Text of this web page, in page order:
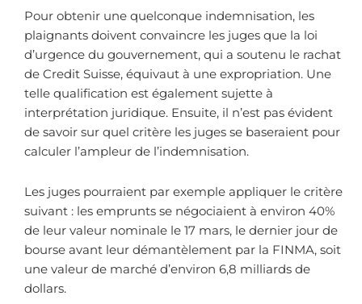
Pour obtenir une quelconque indemnisation, les
plaignants doivent convaincre les juges que la loi
d’urgence du gouvernement, qui a soutenu le rachat
de Credit Suisse, équivaut à une expropriation. Une
telle qualification est également sujette à
interprétation juridique. Ensuite, il n’est pas évident
de savoir sur quel critère les juges se baseraient pour
calculer l’ampleur de l’indemnisation.
Les juges pourraient par exemple appliquer le critère
suivant : les emprunts se négociaient à environ 40%
de leur valeur nominale le 17 mars, le dernier jour de
bourse avant leur démantèlement par la FINMA, soit
une valeur de marché d’environ 6,8 milliards de
dollars.